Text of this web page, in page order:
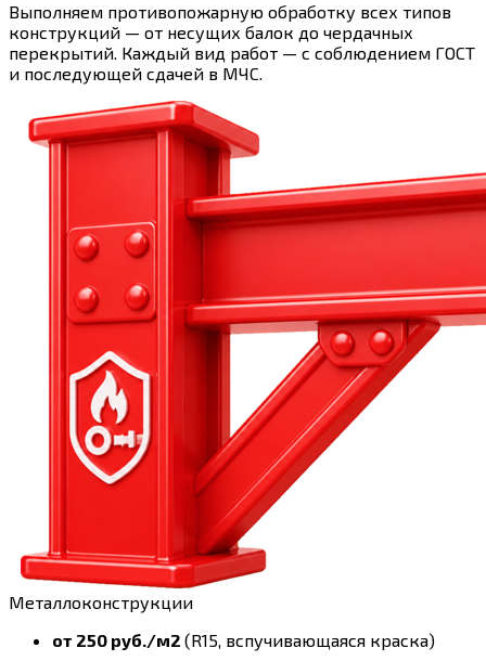
Выполняем противопожарную обработку всех типов
конструкций — от несущих балок до чердачных
перекрытий. Каждый вид работ — с соблюдением ГОСТ
и последующей сдачей в МЧС.
Металлоконструкции
от 250 руб./м2 (R15, вспучивающаяся краска)